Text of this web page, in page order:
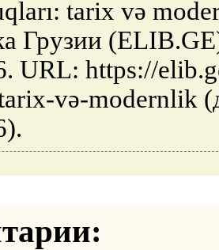
tarix və
Грузии
URL: https://
və-modernlik